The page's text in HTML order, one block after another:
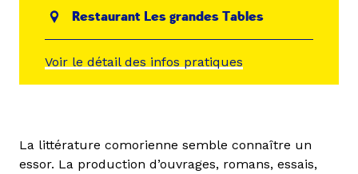
Restaurant Les grandes Tables
Voir le détail des infos pratiques
La littérature comorienne semble connaître un
essor. La production d’ouvrages, romans, essais,